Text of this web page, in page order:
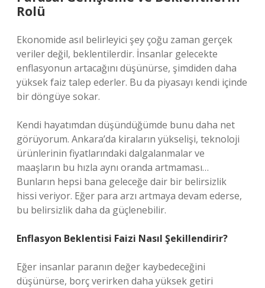
Rolü
Ekonomide asıl belirleyici şey çoğu zaman gerçek
veriler değil, beklentilerdir. İnsanlar gelecekte
enflasyonun artacağını düşünürse, şimdiden daha
yüksek faiz talep ederler. Bu da piyasayı kendi içinde
bir döngüye sokar.
Kendi hayatımdan düşündüğümde bunu daha net
görüyorum. Ankara’da kiraların yükselişi, teknoloji
ürünlerinin fiyatlarındaki dalgalanmalar ve
maaşların bu hızla aynı oranda artmaması…
Bunların hepsi bana geleceğe dair bir belirsizlik
hissi veriyor. Eğer para arzı artmaya devam ederse,
bu belirsizlik daha da güçlenebilir.
Enflasyon Beklentisi Faizi Nasıl Şekillendirir?
Eğer insanlar paranın değer kaybedeceğini
düşünürse, borç verirken daha yüksek getiri